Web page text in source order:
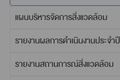
แผนบริหารจัดการสิ่งแวดล้อม
รายงานผลการดำเนินงานประจำปี
รายงานสถานการณ์สิ่งแวดล้อม